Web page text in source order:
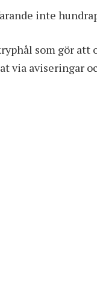
inte
som gör att
via aviseringar